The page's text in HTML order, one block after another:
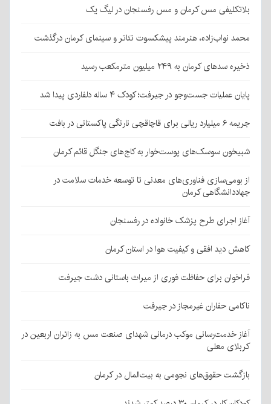
بلاتکلیفی مس کرمان و مس رفسنجان در لیگ یک
محمد نواب‌زاده، هنرمند پیشکسوت تئاتر و سینمای کرمان درگذشت
ذخیره سدهای کرمان به ۲۴۹ میلیون مترمکعب رسید
پایان عملیات جست‌وجو در جیرفت؛ کودک ۴ ساله دلفاردی پیدا شد
جریمه ۶ میلیارد ریالی برای قاچاقچی نارنگی پاکستانی در بافت
شبیخون سوسک‌های پوست‌خوار به کاج‌های جنگل قائم کرمان
از بومی‌سازی فناوری‌های معدنی تا توسعه خدمات سلامت در
جهاددانشگاهی کرمان
آغاز اجرای طرح پزشک خانواده در رفسنجان
کاهش دید افقی و کیفیت هوا در استان کرمان
فراخوان برای حفاظت فوری از میراث باستانی دشت جیرفت
ناکامی حفاران غیرمجاز در جیرفت
آغاز خدمت‌رسانی موکب درمانی شهدای صنعت مس به زائران اربعین در
کربلای معلی
بازگشت حقوق‌های نجومی به بیت‌المال در کرمان